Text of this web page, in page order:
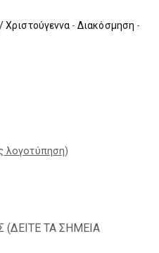
Χριστούγεννα - Διακόσμηση -
λογοτύπηση)
(ΔΕΙΤΕ ΤΑ ΣΗΜΕΙΑ